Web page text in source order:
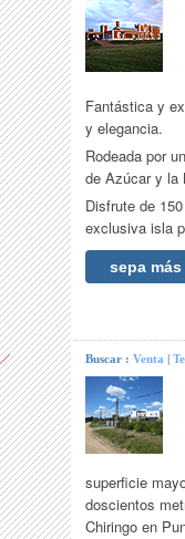
Fantástica y
y elegancia.
Rodeada por
de Azúcar y la
Disfrute de
exclusiva isla
sepa más
Buscar :Venta |
superficie
doscientos
Chiringo en